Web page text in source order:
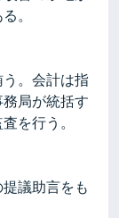
。
。会計は指
局が統括す
を行う。
議助言をも